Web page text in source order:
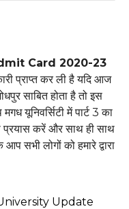
Card 2020-23
प्राप्त कर ली है यदि आज
साबित होता है तो इस
यूनिवर्सिटी में पार्ट 3 का
प्रयास करें और साथ ही साथ
सभी लोगों को हमारे द्वारा
Update